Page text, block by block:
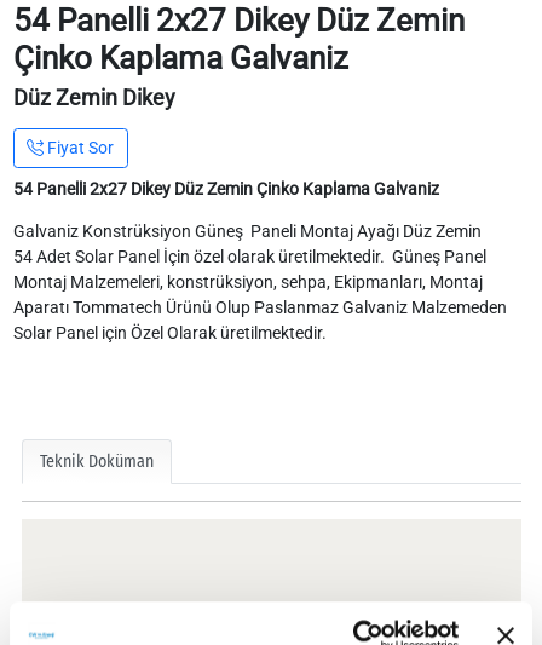
54 Panelli 2x27 Dikey Düz Zemin
Çinko Kaplama Galvaniz
Düz Zemin Dikey
Fiyat Sor
54 Panelli 2x27 Dikey Düz Zemin Çinko Kaplama Galvaniz
Galvaniz Konstrüksiyon Güneş Paneli Montaj Ayağı Düz Zemin
54 Adet Solar Panel İçin özel olarak üretilmektedir. Güneş Panel
Montaj Malzemeleri, konstrüksiyon, sehpa, Ekipmanları, Montaj
Aparatı Tommatech Ürünü Olup Paslanmaz Galvaniz Malzemeden
Solar Panel için Özel Olarak üretilmektedir.
Teknik Doküman